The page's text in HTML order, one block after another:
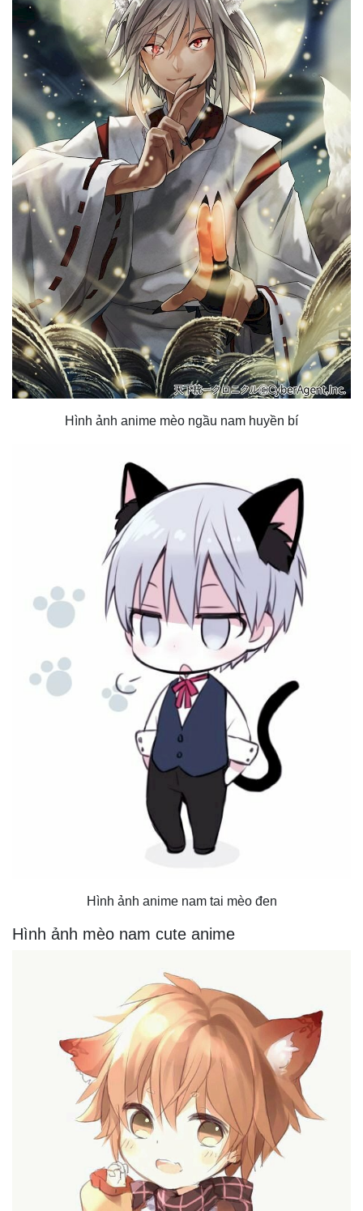
Hình ảnh anime mèo ngầu nam huyền bí
Hình ảnh anime nam tai mèo đen
Hình ảnh mèo nam cute anime